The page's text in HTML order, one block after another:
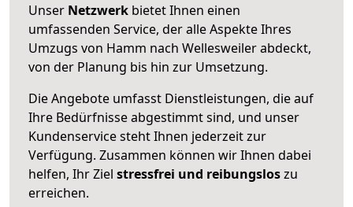
Unser Netzwerk bietet Ihnen einen
umfassenden Service, der alle Aspekte Ihres
Umzugs von Hamm nach Wellesweiler abdeckt,
von der Planung bis hin zur Umsetzung.
Die Angebote umfasst Dienstleistungen, die auf
Ihre Bedürfnisse abgestimmt sind, und unser
Kundenservice steht Ihnen jederzeit zur
Verfügung. Zusammen können wir Ihnen dabei
helfen, Ihr Ziel stressfrei und reibungsloszu
erreichen.